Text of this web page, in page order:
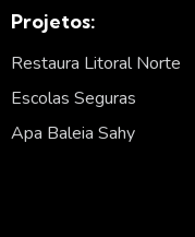
Projetos:
Restaura Litoral Norte
Escolas Seguras
Apa Baleia Sahy